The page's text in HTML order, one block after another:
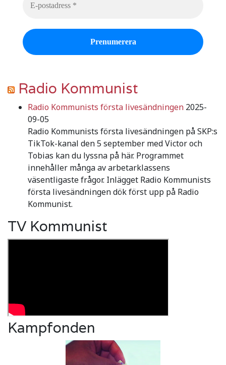
Radio Kommunist
Radio Kommunists första livesändningen 2025-
09-05
Radio Kommunists första livesändningen på SKP:s
TikTok-kanal den 5 september med Victor och
Tobias kan du lyssna på här. Programmet
innehåller många av arbetarklassens
väsentligaste frågor. Inlägget Radio Kommunists
första livesändningen dök först upp på Radio
Kommunist.
TV Kommunist
Kampfonden